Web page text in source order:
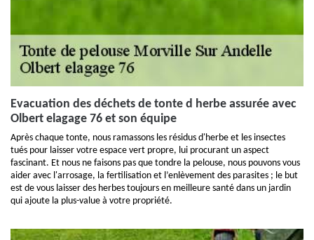
Evacuation des déchets de tonte d herbe assurée avec
Olbert elagage 76 et son équipe
Après chaque tonte, nous ramassons les résidus d'herbe et les insectes
tués pour laisser votre espace vert propre, lui procurant un aspect
fascinant. Et nous ne faisons pas que tondre la pelouse, nous pouvons vous
aider avec l'arrosage, la fertilisation et l’enlèvement des parasites ; le but
est de vous laisser des herbes toujours en meilleure santé dans un jardin
qui ajoute la plus-value à votre propriété.